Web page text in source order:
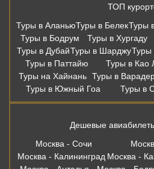
Туры в
ТОП
Туры в АланьюТуры в Белек Туры
Туры в Бодрум
Туры в Хургаду
Туры в ДубайТуры в ШарджуТуры
Туры в Южный Гоа
Туры в
Дешевые